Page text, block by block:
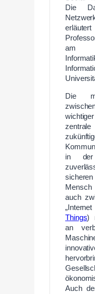
Die
am
Die
in der
auch
Things)
an
Auch